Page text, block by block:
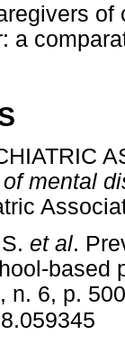
a
mental
et al.
based
n. 6, p.